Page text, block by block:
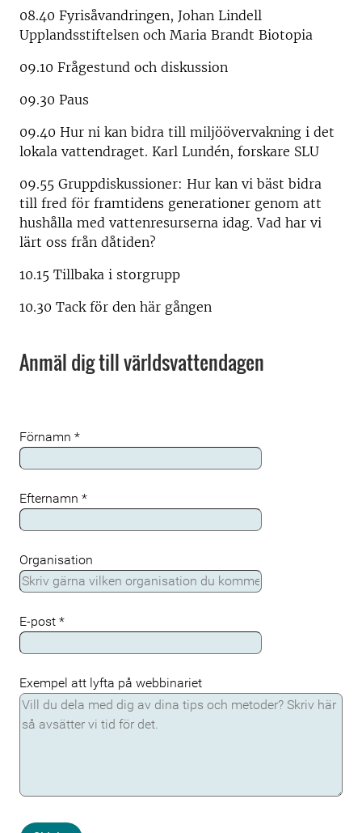
08.40 Fyrisåvandringen, Johan Lindell
Upplandsstiftelsen och Maria Brandt Biotopia
09.10 Frågestund och diskussion
09.30 Paus
09.40 Hur ni kan bidra till miljöövervakning i det
lokala vattendraget. Karl Lundén, forskare SLU
09.55 Gruppdiskussioner: Hur kan vi bäst bidra
till fred för framtidens generationer genom att
hushålla med vattenresurserna idag. Vad har vi
lärt oss från dåtiden?
10.15 Tillbaka i storgrupp
10.30 Tack för den här gången
Anmäl dig till världsvattendagen
Förnamn *
Efternamn *
Organisation
E-post *
Exempel att lyfta på webbinariet